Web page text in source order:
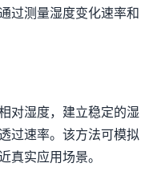
过测量湿度变化速率和
对湿度，建立稳定的湿
过速率。该方法可模拟
真实应用场景。